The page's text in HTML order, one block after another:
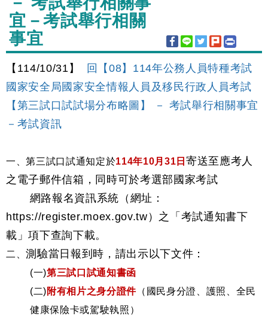
宜－考試舉行相關
事宜
【114/10/31】
回【08】114年公務人員特種考試
國家安全局國家安全情報人員及移民行政人員考試
【第三試口試試場分布略圖】 － 考試舉行相關事宜
－考試資訊
一、第三試口試通知定於114年10月31日寄送至應考人
之電子郵件信箱，同時可於考選部國家考試
網路報名資訊系統（網址：
https://register.moex.gov.tw）之「考試通知書下
載」項下查詢下載。
二、測驗當日報到時，請出示以下文件：
(一)第三試口試通知書函
(二)附有相片之身分證件 （國民身分證、護照、全民
健康保險卡或駕駛執照）